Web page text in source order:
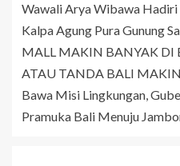
Wawali Arya Wibawa
Kalpa Agung Pura Gunung
MALL MAKIN BANYAK DI
ATAU TANDA BALI
Bawa Misi Lingkungan,
Pramuka Bali Menuju